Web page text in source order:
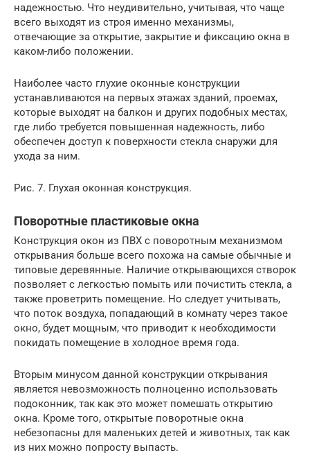
надежностью. Что неудивительно, учитывая, что чаще
всего выходят из строя именно механизмы,
отвечающие за открытие, закрытие и фиксацию окна в
каком-либо положении.
Наиболее часто глухие оконные конструкции
устанавливаются на первых этажах зданий, проемах,
которые выходят на балкон и других подобных местах,
где либо требуется повышенная надежность, либо
обеспечен доступ к поверхности стекла снаружи для
ухода за ним.
Рис. 7. Глухая оконная конструкция.
Поворотные пластиковые окна
Конструкция окон из ПВХ с поворотным механизмом
открывания больше всего похожа на самые обычные и
типовые деревянные. Наличие открывающихся створок
позволяет с легкостью помыть или почистить стекла, а
также проветрить помещение. Но следует учитывать,
что поток воздуха, попадающий в комнату через такое
окно, будет мощным, что приводит к необходимости
покидать помещение в холодное время года.
Вторым минусом данной конструкции открывания
является невозможность полноценно использовать
подоконник, так как это может помешать открытию
окна. Кроме того, открытые поворотные окна
небезопасны для маленьких детей и животных, так как
из них можно попросту выпасть.